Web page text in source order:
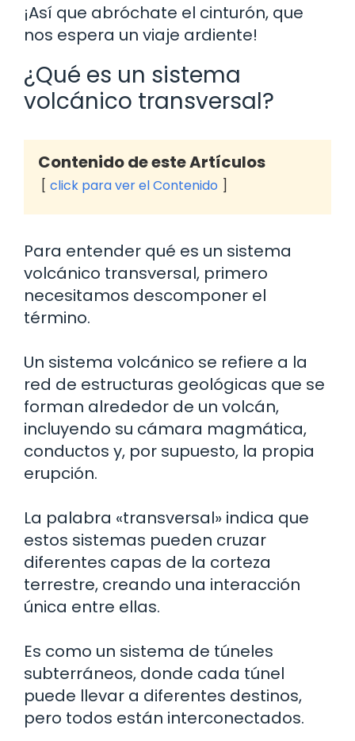
¡Así que abróchate el cinturón, que
nos espera un viaje ardiente!
¿Qué es un sistema
volcánico transversal?
Contenido de este Artículos
click para ver el Contenido
Para entender qué es un sistema
volcánico transversal, primero
necesitamos descomponer el
término.
Un sistema volcánico se refiere a la
red de estructuras geológicas que se
forman alrededor de un volcán,
incluyendo su cámara magmática,
conductos y, por supuesto, la propia
erupción.
La palabra «transversal» indica que
estos sistemas pueden cruzar
diferentes capas de la corteza
terrestre, creando una interacción
única entre ellas.
Es como un sistema de túneles
subterráneos, donde cada túnel
puede llevar a diferentes destinos,
pero todos están interconectados.